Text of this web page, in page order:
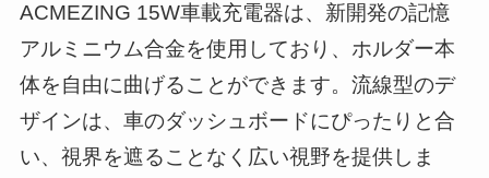
ACMEZING 15W車載充電器は、新開発の記憶
アルミニウム合金を使用しており、ホルダー本
体を自由に曲げることができます。流線型のデ
ザインは、車のダッシュボードにぴったりと合
い、視界を遮ることなく広い視野を提供しま